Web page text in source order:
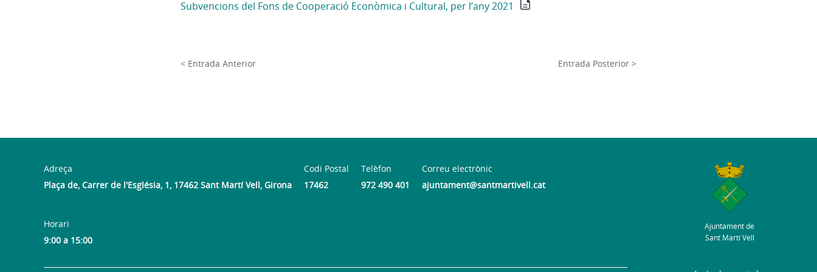
Subvencions del Fons de Cooperació Econòmica i Cultural, per l’any 2021
< Entrada Anterior Entrada Posterior >
Adreça
Plaça de, Carrer de l'Església, 1, 17462 Sant Martí Vell, Girona
Codi Postal
17462
Telèfon
972 490 401
Correu electrònic
ajuntament@santmartivell.cat
Horari
9:00 a 15:00
Ajuntament de
Sant Martí Vell